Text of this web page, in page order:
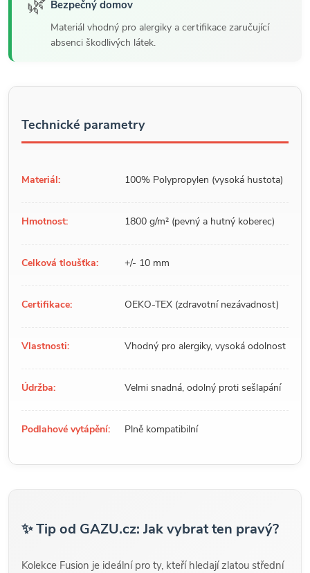
🌿 Bezpečný domov
Materiál vhodný pro alergiky a certifikace zaručující
absenci škodlivých látek.
Technické parametry
Materiál: 100% Polypropylen (vysoká hustota)
Hmotnost: 1800 g/m² (pevný a hutný koberec)
Celková tloušťka: +/- 10 mm
Certifikace: OEKO-TEX (zdravotní nezávadnost)
Vlastnosti: Vhodný pro alergiky, vysoká odolnost
Údržba: Velmi snadná, odolný proti sešlapání
Podlahové vytápění: Plně kompatibilní
✨ Tip od GAZU.cz: Jak vybrat ten pravý?
Kolekce Fusion je ideální pro ty, kteří hledají zlatou střední